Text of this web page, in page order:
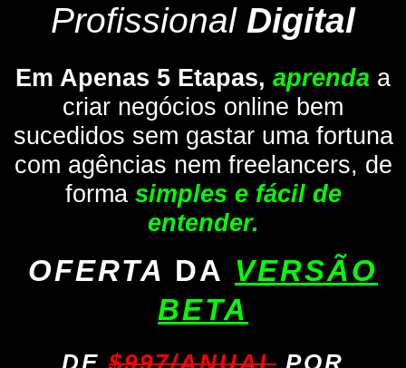
Profissional Digital
Em Apenas 5 Etapas, aprenda a
criar negócios online bem
sucedidos sem gastar uma fortuna
com agências nem freelancers, de
forma simples e fácil de
entender.
OFERTA DA VERSÃO
BETA
DE $997/ANUAL POR